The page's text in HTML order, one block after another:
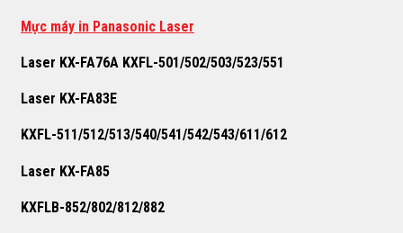
Mực máy in Panasonic Laser
Laser KX-FA76A KXFL-501/502/503/523/551
Laser KX-FA83E
KXFL-511/512/513/540/541/542/543/611/612
Laser KX-FA85
KXFLB-852/802/812/882